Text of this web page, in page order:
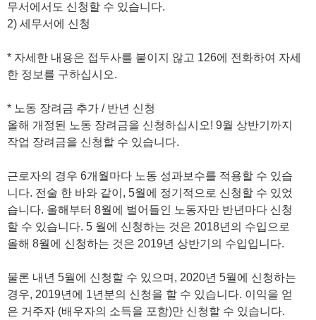
무서에서도 신청할 수 있습니다.
2) 세무서에 신청
* 자세한 내용은 접두사를 붙이지 않고 126에 전화하여 자세
한 정보를 구하십시오.
* 노동 장려금 추가 / 반년 신청
올해 개정된 노동 장려금을 신청하십시오! 9월 상반기까지
작업 장려금을 신청할 수 있습니다.
근로자의 경우 6개월마다 노동 성과보수를 적용할 수 있습
니다. 전술 한 바와 같이, 5월에 정기적으로 신청할 수 있었
습니다. 올해부터 8월에 벌어들인 노동자만 반년마다 신청
할 수 있습니다. 5 월에 신청하는 것은 2018년의 수입으로
올해 8월에 신청하는 것은 2019년 상반기의 수입입니다.
물론 내년 5월에 신청할 수 있으며, 2020년 5월에 신청하는
경우, 2019년에 1년분의 신청을 할 수 있습니다. 이익을 얻
은 거주자 (배우자의 소득을 포함)만 신청할 수 있습니다.